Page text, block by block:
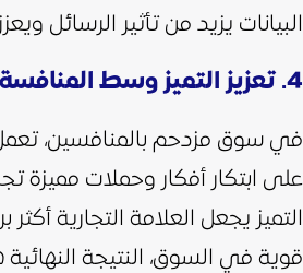
البيانات يزيد من تأثير الرسائل
4. تعزيز التميز وسط المنافسة
في سوق مزدحم بالمنافسين،
على ابتكار أفكار وحملات مميزة
التميز يجعل العلامة التجارية أكثر
قوية في السوق، النتيجة